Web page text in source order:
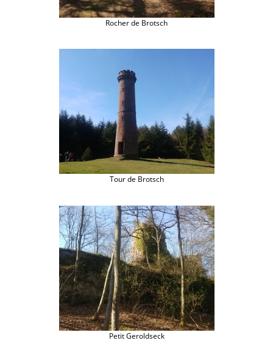
Rocher de Brotsch
Tour de Brotsch
Petit Geroldseck